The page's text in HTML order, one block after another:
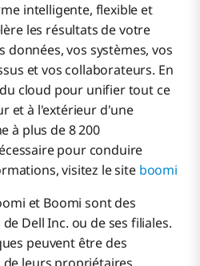
intelligente, flexible et
les résultats de votre
vos systèmes, vos
et vos collaborateurs. En
cloud pour unifier tout ce
et à l'extérieur d'une
à plus de 8 200
pour conduire
visitez le site boomi
et Boomi sont des
Dell Inc. ou de ses filiales.
peuvent être des